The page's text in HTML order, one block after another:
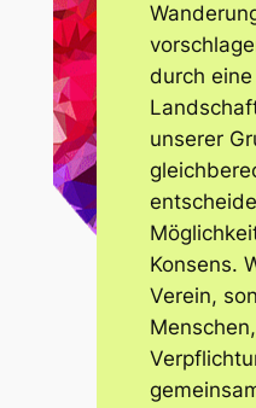
durch
unserer
Konsens.
Verein,